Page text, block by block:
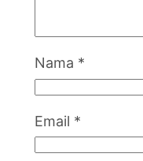
Nama *
Email *